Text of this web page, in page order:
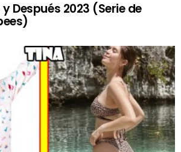
Después 2023 (Serie de